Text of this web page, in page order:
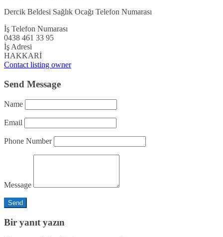
Dercik Beldesi Sağlık Ocağı Telefon Numarası
İş Telefon Numarası
0438 461 33 95
İş Adresi
HAKKARİ
Contact listing owner
Send Message
Name
Email
Phone Number
Message
Bir yanıt yazın